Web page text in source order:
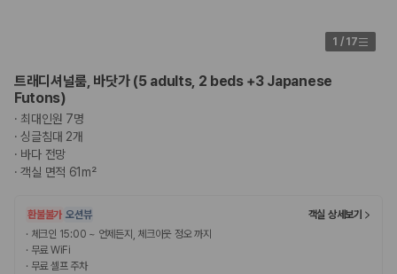
1 / 17
트래디셔널룸, 바닷가 (5 adults, 2 beds +3 Japanese
Futons)
· 최대인원 7명
·싱글침대 2개
· 바다 전망
·객실 면적 61m²
환불불가 오션뷰
객실 상세보기
· 체크인 15:00 ~ 언제든지, 체크아웃 정오 까지
· 무료 WiFi
· 무료 셀프 주차